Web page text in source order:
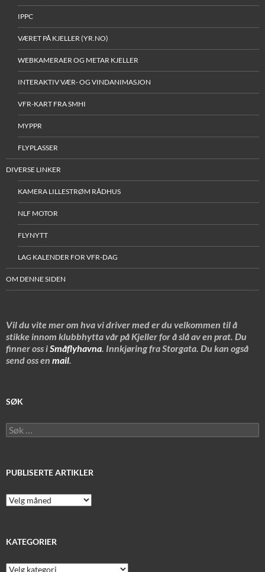
IPPC
VÆRET PÅ KJELLER (YR.NO)
WEBKAMERAER OG METAR KJELLER
INTERAKTIV VÆR- OG VINDANIMASJON
VFR-KART FRA SMHI
MYPPR
FLYPLASSER
DIVERSE LINKER
KAMERA LILLESTRØM RÅDHUS
NLF MOTOR
FLYNYTT
LAG KALENDER FOR VFR-DAG
OM DENNE SIDEN
Vil du vite mer om hva vi driver med er du velkommen til å
stikke innom klubbhytta vår på Kjeller for å slå av en prat. Du
finner oss iSmåflyhavna. Innkjøring fra Storgata. Du kan også
send oss en mail.
SØK
Søk
etter:
PUBLISERTE ARTIKLER
Publiserte
artikler
KATEGORIER
Kategorier